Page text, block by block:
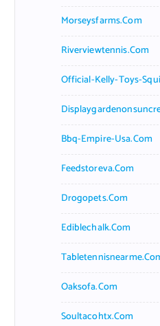
Morseysfarms.com
Riverviewtennis.com
Official-Kelly-Toys-
Bbq-Empire-Usa.com
Feedstoreva.com
Drogopets.com
Ediblechalk.com
Oaksofa.com
Soultacohtx.com